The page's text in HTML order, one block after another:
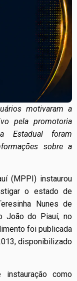
motivaram a
pela promotoria
Estadual foram
sobre a
(MPPI) instaurou
o estado de
Nunes de
João do Piauí, no
foi publicada
disponibilizado
como